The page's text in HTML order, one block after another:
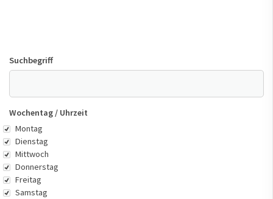
Suchbegriff
Wochentag / Uhrzeit
Wochentag
Montag
Dienstag
Mittwoch
Donnerstag
Freitag
Samstag